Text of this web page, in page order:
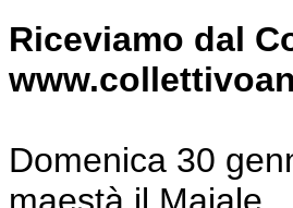
Riceviamo dal
Domenica 30